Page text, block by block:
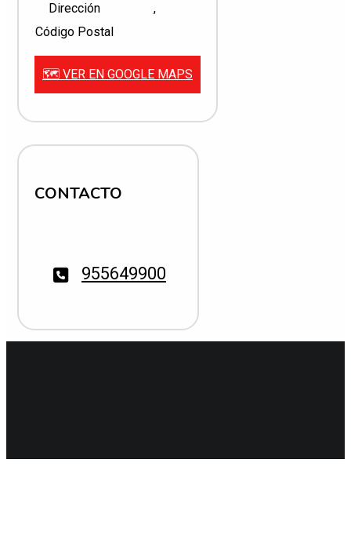
Dirección
,
Código Postal
🗺️ VER EN GOOGLE MAPS
CONTACTO
955649900